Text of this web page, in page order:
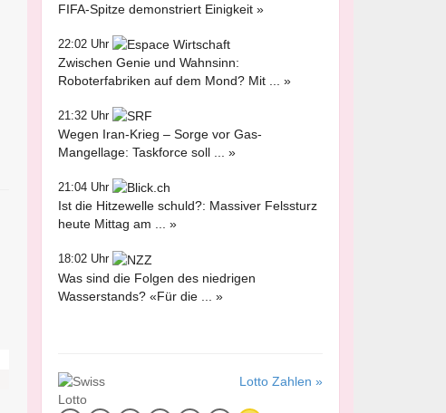
FIFA-Spitze demonstriert Einigkeit »
22:02 Uhr
Zwischen Genie und Wahnsinn:
Roboterfabriken auf dem Mond? Mit ... »
21:32 Uhr
Wegen Iran-Krieg – Sorge vor Gas-
Mangellage: Taskforce soll ... »
21:04 Uhr
Ist die Hitzewelle schuld?: Massiver Felssturz
heute Mittag am ... »
18:02 Uhr
Was sind die Folgen des niedrigen
Wasserstands? «Für die ... »
Lotto Zahlen »